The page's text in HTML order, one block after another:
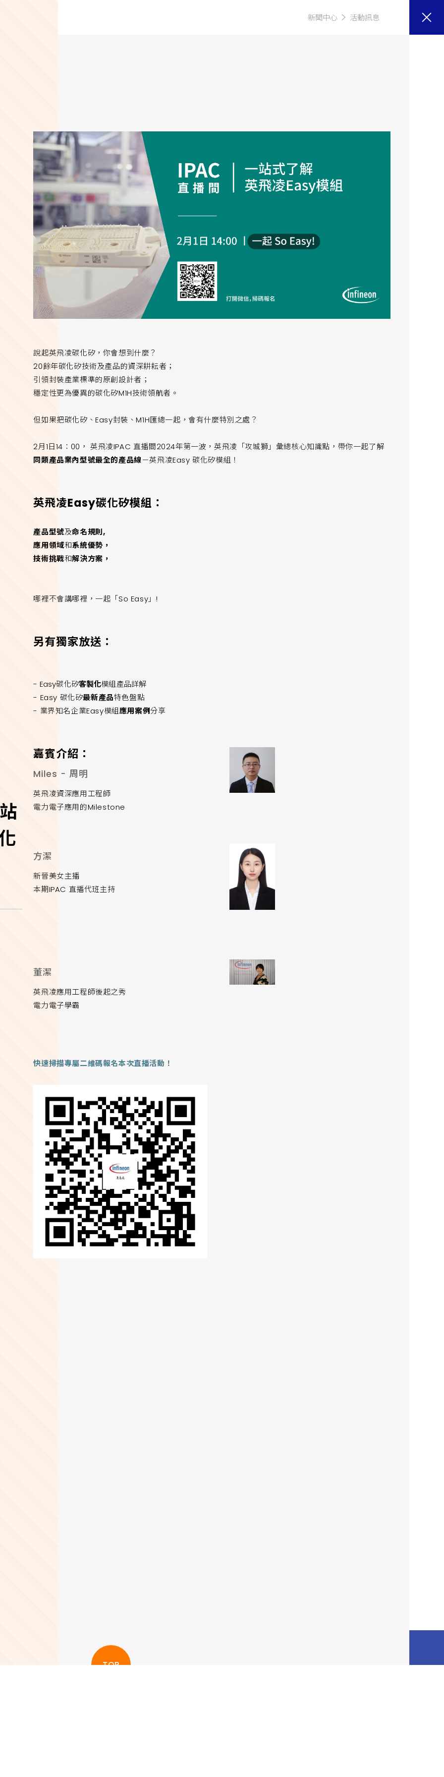
新聞中心 活動訊息
說起英飛凌碳化矽，你會想到什麼？
20餘年碳化矽技術及產品的資深耕耘者；
引領封裝產業標準的原創設計者；
穩定性更為優異的碳化矽M1H技術領航者。
但如果把碳化矽、Easy封裝、M1H匯總一起，會有什麼特別之處？
2月1日14：00， 英飛凌IPAC 直播間2024年第一波，英飛凌「攻城獅」彙總核心知識點，帶你一起了解
同類產品業內型號最全的產品線－英飛凌Easy 碳化矽模組！
英飛凌Easy碳化矽模組：
產品型號及命名規則,
應用領域和系統優勢，
技術挑戰和解決方案，
哪裡不會講哪裡，一起「So Easy」!
另有獨家放送：
- Easy碳化矽客製化模組產品詳解
- Easy 碳化矽最新產品特色盤點
- 業界知名企業Easy模組應用案例分享
嘉賓介紹：
Miles - 周明
英飛凌資深應用工程師
電力電子應用的Milestone
方潔
新晉美女主播
本期IPAC 直播代班主持
董潔
英飛凌應用工程師後起之秀
電力電子學霸
快速掃描專屬二維碼報名本次直播活動！
TOP